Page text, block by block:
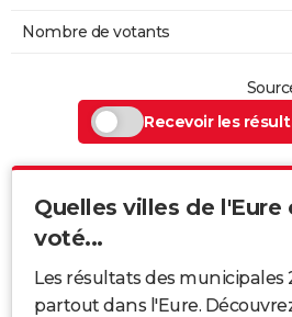
Nombre de votants
Recevoir les
Quelles villes de l'Eure
voté...
Les résultats des municipales
partout dans l'Eure.